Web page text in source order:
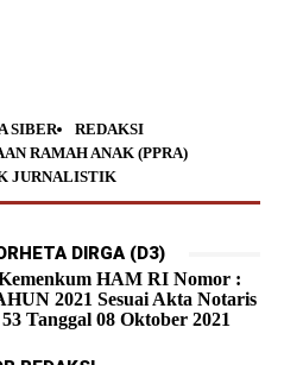
SIBER
REDAKSI
RAMAH ANAK (PPRA)
JURNALISTIK
DIRGA (D3)
HAM RI Nomor :
2021 Sesuai Akta Notaris
Tanggal 08 Oktober 2021